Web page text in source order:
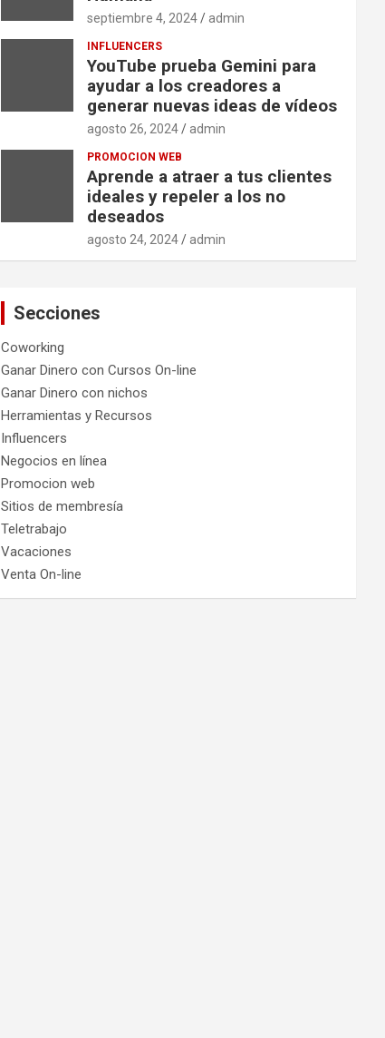
septiembre 4, 2024 admin
INFLUENCERS
YouTube prueba Gemini para
ayudar a los creadores a
generar nuevas ideas de vídeos
agosto 26, 2024 admin
PROMOCION WEB
Aprende a atraer a tus clientes
ideales y repeler a los no
deseados
agosto 24, 2024 admin
Secciones
Coworking
Ganar Dinero con Cursos On-line
Ganar Dinero con nichos
Herramientas y Recursos
Influencers
Negocios en línea
Promocion web
Sitios de membresía
Teletrabajo
Vacaciones
Venta On-line